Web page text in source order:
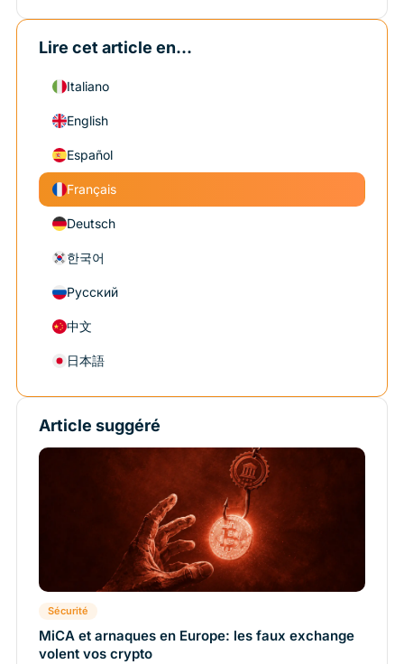
Lire cet article en...
Italiano
English
Español
Français
Deutsch
한국어
Русский
中文
日本語
Article suggéré
Sécurité
MiCA et arnaques en Europe: les faux exchange
volent vos crypto